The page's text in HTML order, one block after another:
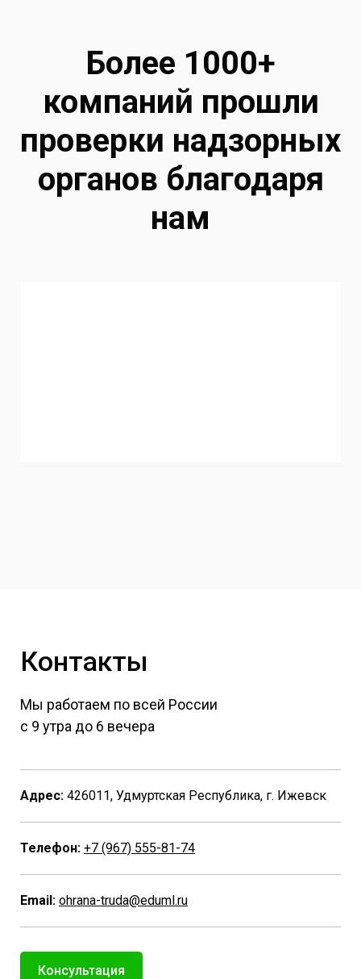
Более 1000+
компаний прошли
проверки надзорных
органов благодаря
нам
Контакты
Мы работаем по всей России
с 9 утра до 6 вечера
Адрес: 426011, Удмуртская Республика, г. Ижевск
Телефон: +7 (967) 555-81-74
Email: ohrana-truda@eduml.ru
Консультация